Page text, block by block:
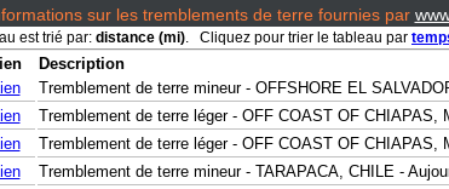
sur les tremblements de terre fournies par
est trié par: distance (mi). Cliquez pour trier le tableau par
Description
Tremblement de terre mineur - OFFSHORE EL
Tremblement de terre léger - OFF COAST OF CHIAPAS,
Tremblement de terre léger - OFF COAST OF CHIAPAS,
Tremblement de terre mineur - TARAPACA, CHILE -